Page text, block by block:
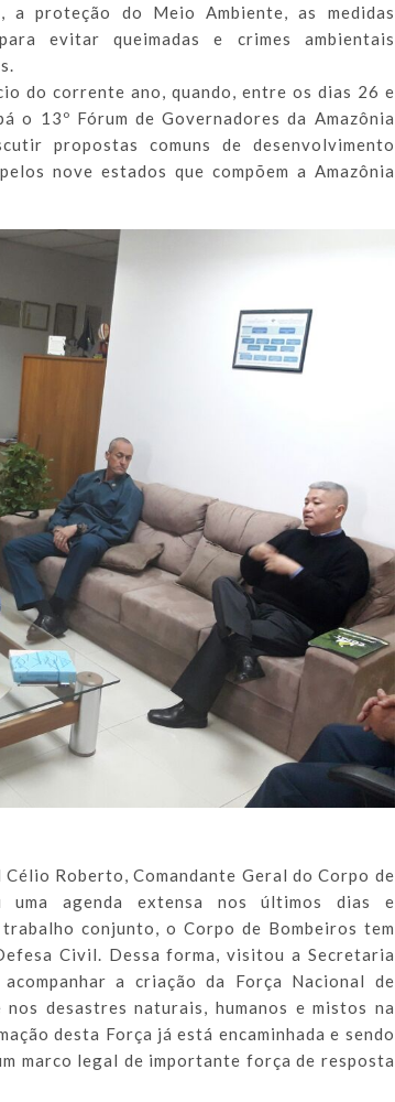
a proteção do Meio Ambiente, as medidas
evitar queimadas e crimes ambientais
do corrente ano, quando, entre os dias 26 e
o 13º Fórum de Governadores da Amazônia
propostas comuns de desenvolvimento
nove estados que compõem a Amazônia
Roberto, Comandante Geral do Corpo de
uma agenda extensa nos últimos dias e
conjunto, o Corpo de Bombeiros tem
Civil. Dessa forma, visitou a Secretaria
a criação da Força Nacional de
desastres naturais, humanos e mistos na
desta Força já está encaminhada e sendo
marco legal de importante força de resposta